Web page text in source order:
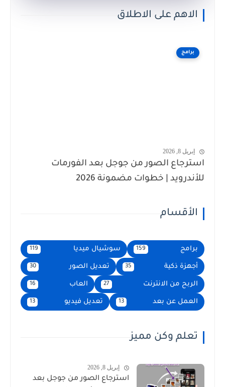
الاهم على الاطلاق
برامج
إبريل 8, 2026
استرجاع الصور من جوجل بعد الفورمات
للأندرويد | خطوات مضمونة 2026
الأقسام
برامج 159 سوشيال ميديا 119
أجهزة ذكية 35 تعديل الصور 30
الربح من الانترنت 27 العاب 16
العمل عن بعد 13 تعديل فيديو 13
تعلم وكن مميز
إبريل 8, 2026
استرجاع الصور من جوجل بعد